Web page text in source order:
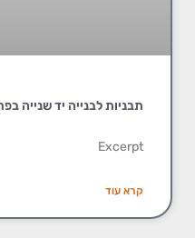
תבניות לבנייה יד שנייה
Excerpt
קרא עוד